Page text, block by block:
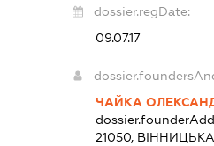
dossier.regDate:
09.07.17
ЧАЙКА
21050,